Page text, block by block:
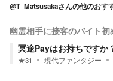
@T_Matsusakaさんの他のおす
幽霊相手に接客のバイト初
冥途Payはお持ちですか
★31 現代ファンタジー